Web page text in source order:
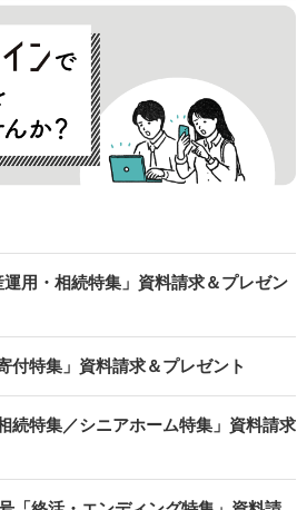
用・相続特集」資料請求＆プレゼン
付特集」資料請求＆プレゼント
続特集／シニアホーム特集」資料請求